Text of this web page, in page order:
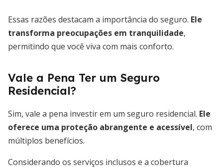
Essas razões destacam a importância do seguro. Ele
transforma preocupações em tranquilidade,
permitindo que você viva com mais conforto.
Vale a Pena Ter um Seguro
Residencial?
Sim, vale a pena investir em um seguro residencial. Ele
oferece uma proteção abrangente e acessível, com
múltiplos benefícios.
Considerando os serviços inclusos e a cobertura